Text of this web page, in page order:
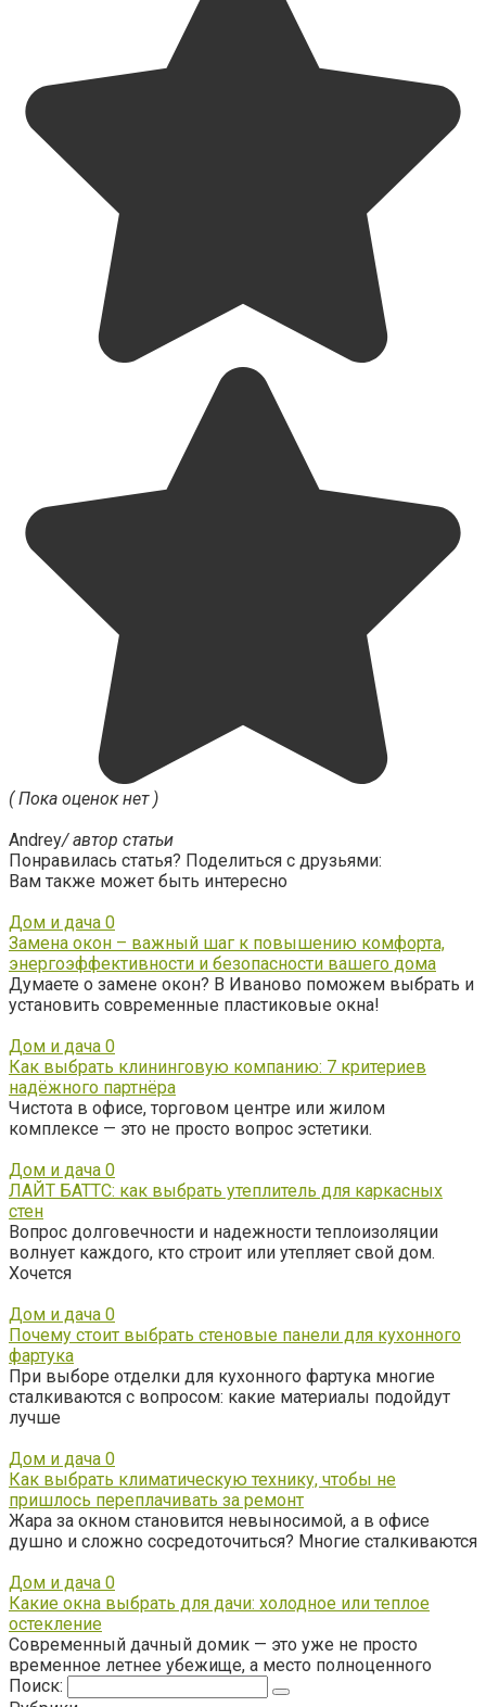
( Пока оценок нет )
Andrey/ автор статьи
Понравилась статья? Поделиться с друзьями:
Вам также может быть интересно
Дом и дача 0
Замена окон – важный шаг к повышению комфорта,
энергоэффективности и безопасности вашего дома
Думаете о замене окон? В Иваново поможем выбрать и
установить современные пластиковые окна!
Дом и дача 0
Как выбрать клининговую компанию: 7 критериев
надёжного партнёра
Чистота в офисе, торговом центре или жилом
комплексе — это не просто вопрос эстетики.
Дом и дача 0
ЛАЙТ БАТТС: как выбрать утеплитель для каркасных
стен
Вопрос долговечности и надежности теплоизоляции
волнует каждого, кто строит или утепляет свой дом.
Хочется
Дом и дача 0
Почему стоит выбрать стеновые панели для кухонного
фартука
При выборе отделки для кухонного фартука многие
сталкиваются с вопросом: какие материалы подойдут
лучше
Дом и дача 0
Как выбрать климатическую технику, чтобы не
пришлось переплачивать за ремонт
Жара за окном становится невыносимой, а в офисе
душно и сложно сосредоточиться? Многие сталкиваются
Дом и дача 0
Какие окна выбрать для дачи: холодное или теплое
остекление
Современный дачный домик — это уже не просто
временное летнее убежище, а место полноценного
Поиск: